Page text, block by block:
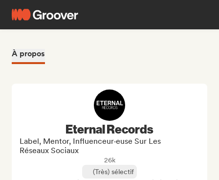
À propos
Eternal Records
Label, Mentor, Influenceur·euse Sur Les
Réseaux Sociaux
26k
(Très) sélectif